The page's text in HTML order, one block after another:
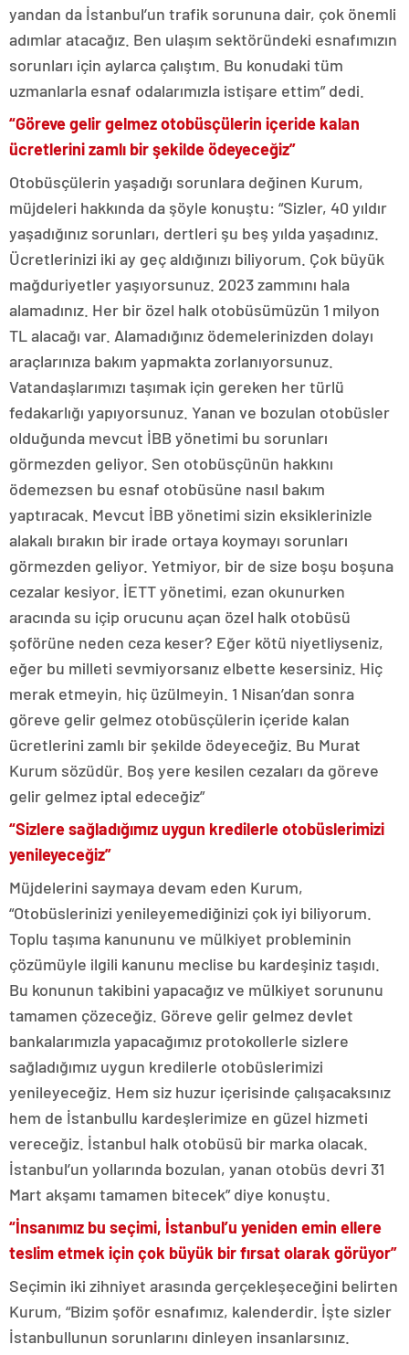
yandan da İstanbul’un trafik sorununa dair, çok önemli
adımlar atacağız. Ben ulaşım sektöründeki esnafımızın
sorunları için aylarca çalıştım. Bu konudaki tüm
uzmanlarla esnaf odalarımızla istişare ettim” dedi.
“Göreve gelir gelmez otobüsçülerin içeride kalan
ücretlerini zamlı bir şekilde ödeyeceğiz”
Otobüsçülerin yaşadığı sorunlara değinen Kurum,
müjdeleri hakkında da şöyle konuştu: “Sizler, 40 yıldır
yaşadığınız sorunları, dertleri şu beş yılda yaşadınız.
Ücretlerinizi iki ay geç aldığınızı biliyorum. Çok büyük
mağduriyetler yaşıyorsunuz. 2023 zammını hala
alamadınız. Her bir özel halk otobüsümüzün 1 milyon
TL alacağı var. Alamadığınız ödemelerinizden dolayı
araçlarınıza bakım yapmakta zorlanıyorsunuz.
Vatandaşlarımızı taşımak için gereken her türlü
fedakarlığı yapıyorsunuz. Yanan ve bozulan otobüsler
olduğunda mevcut İBB yönetimi bu sorunları
görmezden geliyor. Sen otobüsçünün hakkını
ödemezsen bu esnaf otobüsüne nasıl bakım
yaptıracak. Mevcut İBB yönetimi sizin eksiklerinizle
alakalı bırakın bir irade ortaya koymayı sorunları
görmezden geliyor. Yetmiyor, bir de size boşu boşuna
cezalar kesiyor. İETT yönetimi, ezan okunurken
aracında su içip orucunu açan özel halk otobüsü
şoförüne neden ceza keser? Eğer kötü niyetliyseniz,
eğer bu milleti sevmiyorsanız elbette kesersiniz. Hiç
merak etmeyin, hiç üzülmeyin. 1 Nisan’dan sonra
göreve gelir gelmez otobüsçülerin içeride kalan
ücretlerini zamlı bir şekilde ödeyeceğiz. Bu Murat
Kurum sözüdür. Boş yere kesilen cezaları da göreve
gelir gelmez iptal edeceğiz”
“Sizlere sağladığımız uygun kredilerle otobüslerimizi
yenileyeceğiz”
Müjdelerini saymaya devam eden Kurum,
“Otobüslerinizi yenileyemediğinizi çok iyi biliyorum.
Toplu taşıma kanununu ve mülkiyet probleminin
çözümüyle ilgili kanunu meclise bu kardeşiniz taşıdı.
Bu konunun takibini yapacağız ve mülkiyet sorununu
tamamen çözeceğiz. Göreve gelir gelmez devlet
bankalarımızla yapacağımız protokollerle sizlere
sağladığımız uygun kredilerle otobüslerimizi
yenileyeceğiz. Hem siz huzur içerisinde çalışacaksınız
hem de İstanbullu kardeşlerimize en güzel hizmeti
vereceğiz. İstanbul halk otobüsü bir marka olacak.
İstanbul’un yollarında bozulan, yanan otobüs devri 31
Mart akşamı tamamen bitecek” diye konuştu.
“İnsanımız bu seçimi, İstanbul’u yeniden emin ellere
teslim etmek için çok büyük bir fırsat olarak görüyor”
Seçimin iki zihniyet arasında gerçekleşeceğini belirten
Kurum, “Bizim şoför esnafımız, kalenderdir. İşte sizler
İstanbullunun sorunlarını dinleyen insanlarsınız.